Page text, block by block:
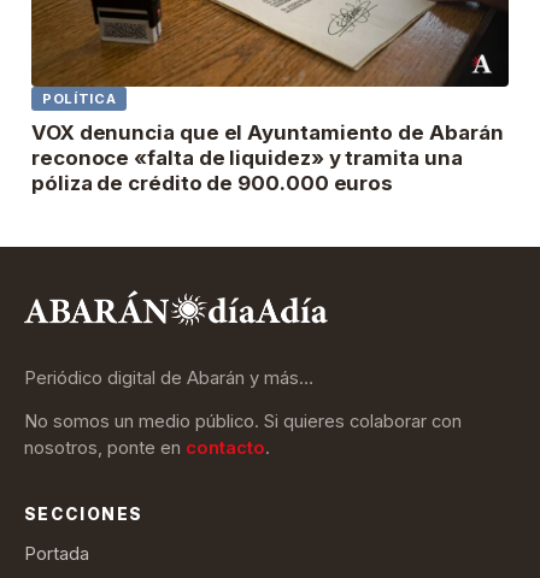
POLÍTICA
VOX denuncia que el Ayuntamiento de Abarán
reconoce «falta de liquidez» y tramita una
póliza de crédito de 900.000 euros
Periódico digital de Abarán y más…
No somos un medio público. Si quieres colaborar con
nosotros, ponte en contacto.
SECCIONES
Portada